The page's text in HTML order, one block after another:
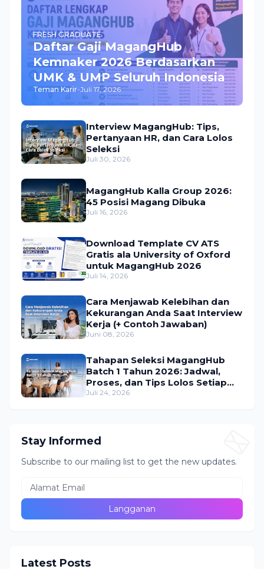
FRESH GRADUATE
Daftar Gaji MagangHub
Kemnaker 2026 Berdasarkan
UMK & UMP Seluruh Indonesia
Teman Karir-Juli 17, 2026
Interview MagangHub: Tips,
Pertanyaan HR, dan Cara Lolos
Seleksi
Juli 30, 2026
MagangHub Kalla Group 2026:
45 Posisi Magang Dibuka
Juli 16, 2026
Download Template CV ATS
Gratis ala University of Oxford
untuk MagangHub 2026
Juli 14, 2026
Cara Menjawab Kelebihan dan
Kekurangan Anda Saat Interview
Kerja (+ Contoh Jawaban)
Juni 08, 2026
Tahapan Seleksi MagangHub
Batch 1 Tahun 2026: Jadwal,
Proses, dan Tips Lolos Setiap
Tahap
Juli 24, 2026
Stay Informed
Subscribe to our mailing list to get the new updates.
Latest Posts